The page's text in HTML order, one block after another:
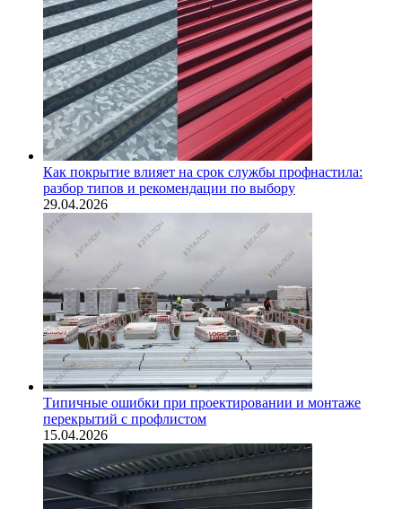
Как покрытие влияет на срок службы профнастила:
разбор типов и рекомендации по выбору
29.04.2026
Типичные ошибки при проектировании и монтаже
перекрытий с профлистом
15.04.2026